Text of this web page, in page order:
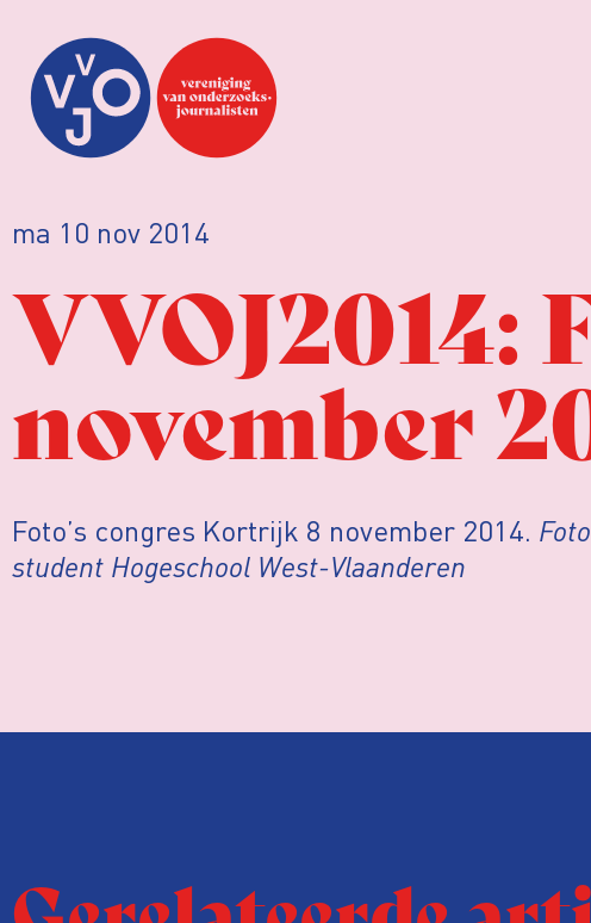
ma 10 nov 2014
VVOJ2014:
november
Foto’s congres Kortrijk 8 november 2014.
student Hogeschool West-Vlaanderen